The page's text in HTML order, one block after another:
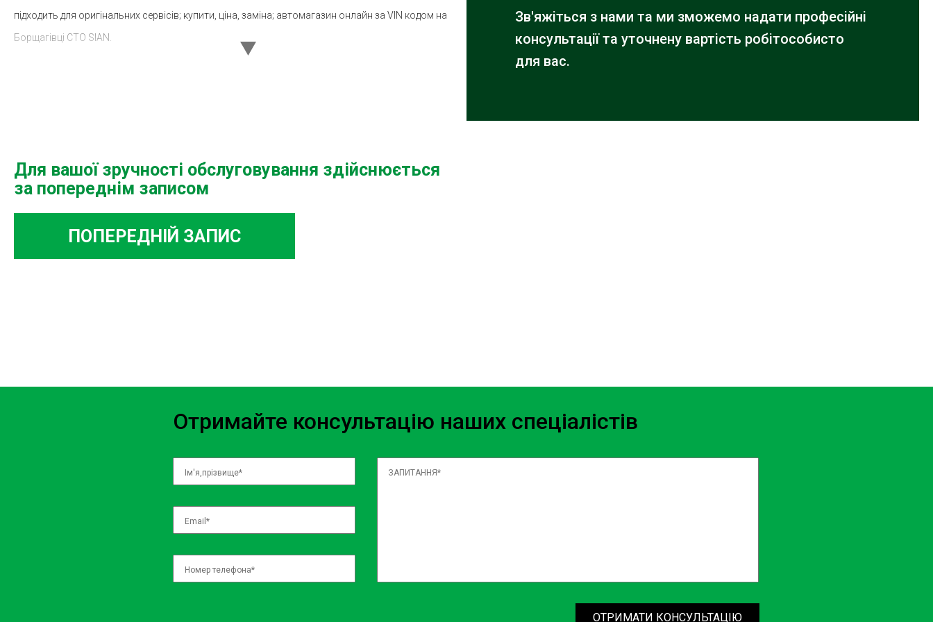
підходить для оригінальних сервісів; купити, ціна, заміна; автомагазин онлайн за VIN кодом на
Борщагівці СТО SIAN.
Зв'яжіться з нами та ми зможемо надати професійні
консультації та уточнену вартість робітособисто
для вас.
Для вашої зручності обслуговування здійснюється
за попереднім записом
ПОПЕРЕДНІЙ ЗАПИС
Отримайте консультацію наших спеціалістів
ОТРИМАТИ КОНСУЛЬТАЦІЮ